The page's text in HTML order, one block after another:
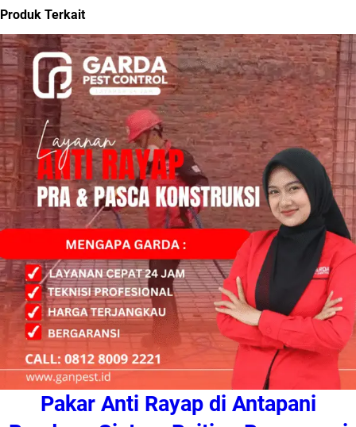
Produk Terkait
Pakar Anti Rayap di Antapani